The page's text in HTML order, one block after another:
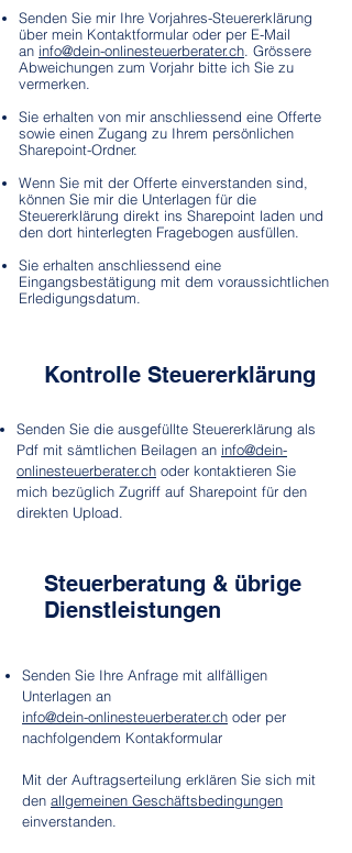
Senden Sie mir Ihre Vorjahres-Steuererklärung
über mein Kontaktformular oder per E-Mail
an info@dein-onlinesteuerberater.ch. Grössere
Abweichungen zum Vorjahr bitte ich Sie zu
vermerken.
Sie erhalten von mir anschliessend eine Offerte
sowie einen Zugang zu Ihrem persönlichen
Sharepoint-Ordner.
Wenn Sie mit der Offerte einverstanden sind,
können Sie mir die Unterlagen für die
Steuererklärung direkt ins Sharepoint laden und
den dort hinterlegten Fragebogen ausfüllen.
Sie erhalten anschliessend eine
Eingangsbestätigung mit dem voraussichtlichen
Erledigungsdatum.
Kontrolle Steuererklärung
Senden Sie die ausgefüllte Steuererklärung als
Pdf mit sämtlichen Beilagen an info@dein-
onlinesteuerberater.ch oder kontaktieren Sie
mich bezüglich Zugriff auf Sharepoint für den
direkten Upload.
Steuerberatung & übrige
Dienstleistungen
Senden Sie Ihre Anfrage mit allfälligen
Unterlagen an
info@dein-onlinesteuerberater.ch oder per
nachfolgendem Kontakformular
Mit der Auftragserteilung erklären Sie sich mit
den allgemeinen Geschäftsbedingungen
einverstanden.